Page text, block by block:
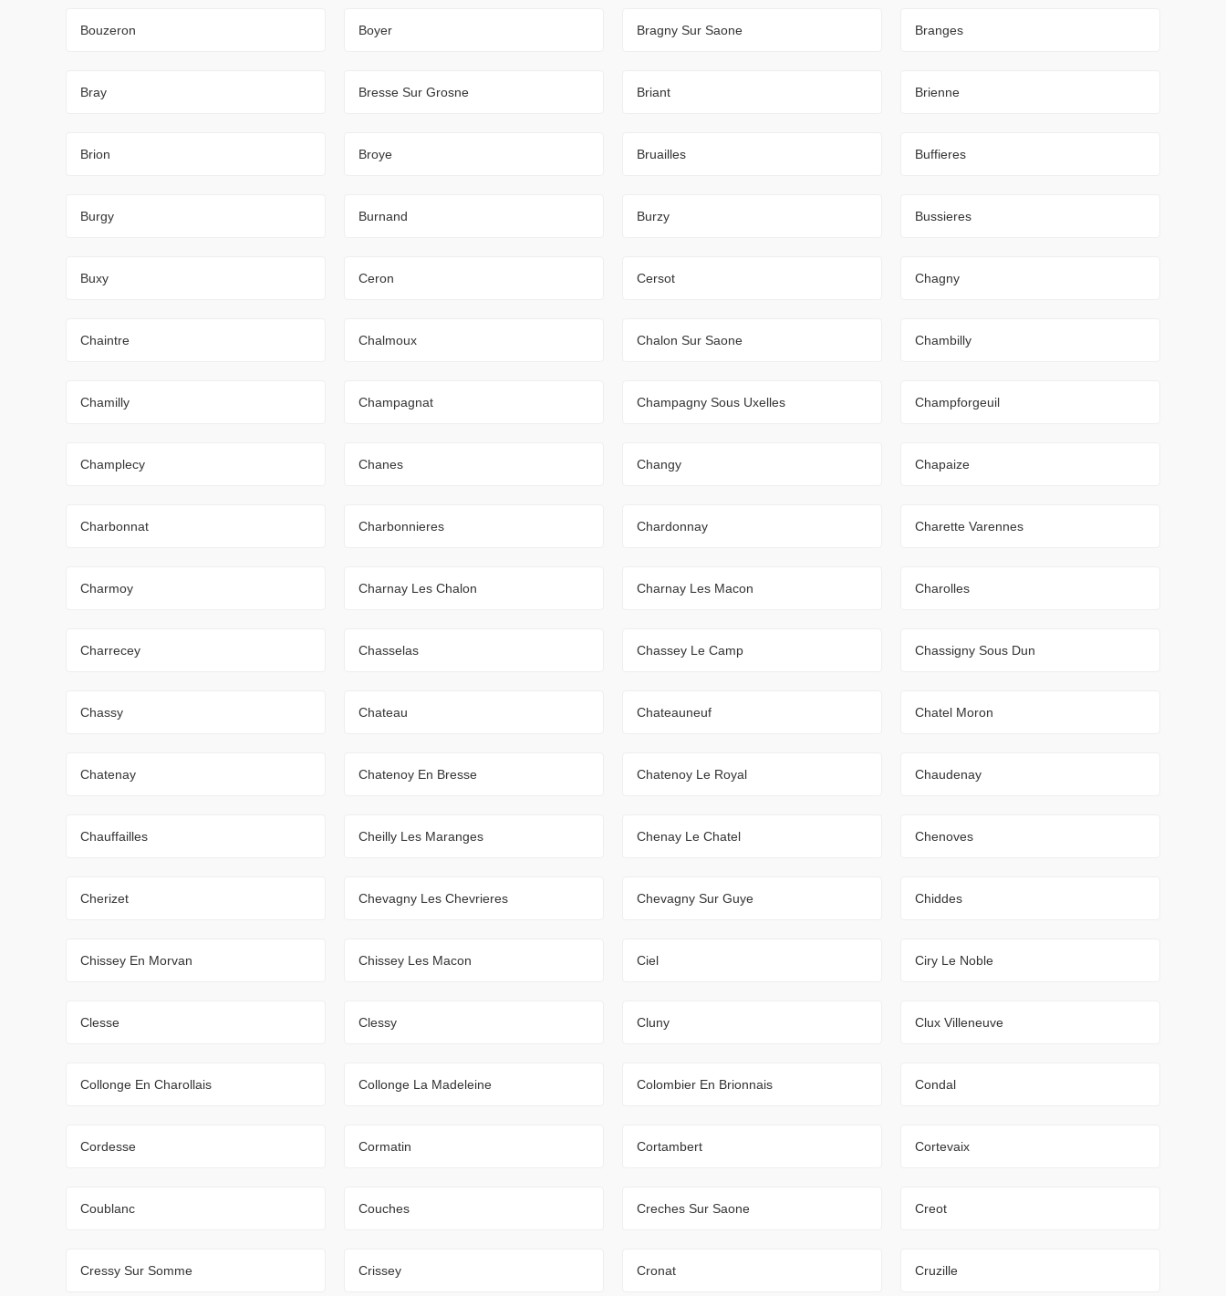
Bouzeron Boyer Bragny Sur Saone Branges
Bray Bresse Sur Grosne Briant Brienne
Brion Broye Bruailles Buffieres
Burgy Burnand Burzy Bussieres
Buxy Ceron Cersot Chagny
Chaintre Chalmoux Chalon Sur Saone Chambilly
Chamilly Champagnat Champagny Sous Uxelles Champforgeuil
Champlecy Chanes Changy Chapaize
Charbonnat Charbonnieres Chardonnay Charette Varennes
Charmoy Charnay Les Chalon Charnay Les Macon Charolles
Charrecey Chasselas Chassey Le Camp Chassigny Sous Dun
Chassy Chateau Chateauneuf Chatel Moron
Chatenay Chatenoy En Bresse Chatenoy Le Royal Chaudenay
Chauffailles Cheilly Les Maranges Chenay Le Chatel Chenoves
Cherizet Chevagny Les Chevrieres Chevagny Sur Guye Chiddes
Chissey En Morvan Chissey Les Macon Ciel Ciry Le Noble
Clesse Clessy Cluny Clux Villeneuve
Collonge En Charollais Collonge La Madeleine Colombier En Brionnais Condal
Cordesse Cormatin Cortambert Cortevaix
Coublanc Couches Creches Sur Saone Creot
Cressy Sur Somme Crissey Cronat Cruzille